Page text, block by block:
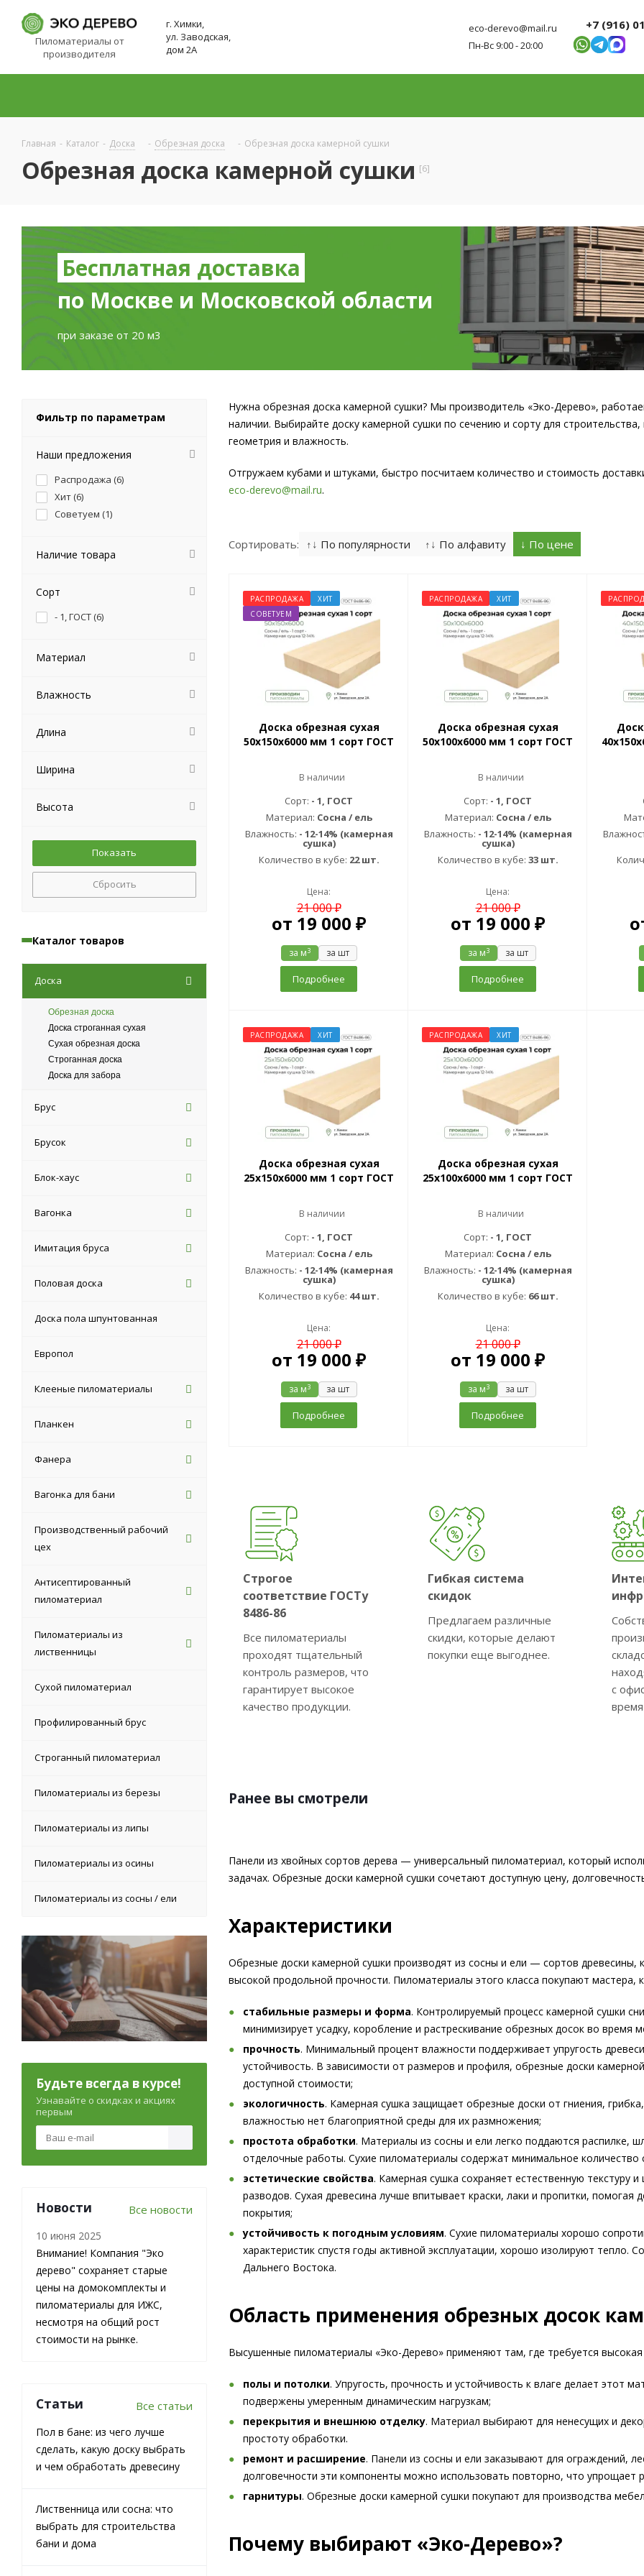
Пиломатериалы от
производителя
г. Химки,
ул. Заводская,
дом 2А
eco-derevo@mail.ru
Пн-Вс 9:00 - 20:00
+7 (916)
Главная - Каталог - Доска - Обрезная доска - Обрезная доска камерной сушки
Обрезная доска камерной сушки [6]
Бесплатная доставка
по Москве и Московской области
при заказе от 20 м3
Нужна обрезная доска камерной сушки? Мы производитель «Эко-Дерево»,
наличии. Выбирайте доску камерной сушки по сечению и сорту для
геометрия и влажность.
Отгружаем кубами и штуками, быстро посчитаем количество и стоимость
eco-derevo@mail.ru.
Сортировать: ↑↓ По популярности ↑↓ По алфавиту ↓ По цене
РАСПРОДАЖА
ХИТ
СОВЕТУЕМ
Доска обрезная сухая
50х150х6000 мм 1 сорт ГОСТ
В наличии
Сорт: - 1, ГОСТ
Материал: Сосна / ель
Влажность: - 12-14% (камерная
сушка)
Количество в кубе: 22 шт.
Цена:
21 000 ₽
от 19 000 ₽
за м3 за шт
Подробнее
РАСПРОДАЖА ХИТ
Доска обрезная сухая
50х100х6000 мм 1 сорт ГОСТ
В наличии
Сорт: - 1, ГОСТ
Материал: Сосна / ель
Влажность: - 12-14% (камерная
сушка)
Количество в кубе: 33 шт.
Цена:
21 000 ₽
от 19 000 ₽
за м3 за шт
Подробнее
РАСПРОДАЖА ХИТ
Доска обрезная сухая
25х150х6000 мм 1 сорт ГОСТ
В наличии
Сорт: - 1, ГОСТ
Материал: Сосна / ель
Влажность: - 12-14% (камерная
сушка)
Количество в кубе: 44 шт.
Цена:
21 000 ₽
от 19 000 ₽
за м3 за шт
Подробнее
РАСПРОДАЖА ХИТ
Доска обрезная сухая
25х100х6000 мм 1 сорт ГОСТ
В наличии
Сорт: - 1, ГОСТ
Материал: Сосна / ель
Влажность: - 12-14% (камерная
сушка)
Количество в кубе: 66 шт.
Цена:
21 000 ₽
от 19 000 ₽
за м3 за шт
Подробнее
Строгое
соответствие ГОСТу
8486-86
Все пиломатериалы
проходят тщательный
контроль размеров, что
гарантирует высокое
качество продукции.
Гибкая система
скидок
Предлагаем различные
скидки, которые делают
покупки еще выгоднее.
с
Ранее вы смотрели
Панели из хвойных сортов дерева — универсальный пиломатериал, который
задачах. Обрезные доски камерной сушки сочетают доступную цену,
Характеристики
Обрезные доски камерной сушки производят из сосны и ели — сортов
высокой продольной прочности. Пиломатериалы этого класса покупают мастера,
стабильные размеры и форма. Контролируемый процесс камерной сушки
минимизирует усадку, коробление и растрескивание обрезных досок во время
прочность. Минимальный процент влажности поддерживает упругость
устойчивость. В зависимости от размеров и профиля, обрезные доски
доступной стоимости;
экологичность. Камерная сушка защищает обрезные доски от гниения,
влажностью нет благоприятной среды для их размножения;
простота обработки. Материалы из сосны и ели легко поддаются распилке,
отделочные работы. Сухие пиломатериалы содержат минимальное количество
эстетические свойства. Камерная сушка сохраняет естественную текстуру
разводов. Сухая древесина лучше впитывает краски, лаки и пропитки,
покрытия;
устойчивость к погодным условиям. Сухие пиломатериалы хорошо
характеристик спустя годы активной эксплуатации, хорошо изолируют тепло.
Дальнего Востока.
Область применения обрезных досок
Высушенные пиломатериалы «Эко-Дерево» применяют там, где требуется
полы и потолки. Упругость, прочность и устойчивость к влаге делает этот
подвержены умеренным динамическим нагрузкам;
перекрытия и внешнюю отделку. Материал выбирают для ненесущих и
простоту обработки.
ремонт и расширение. Панели из сосны и ели заказывают для ограждений,
долговечности эти компоненты можно использовать повторно, что упрощает
гарнитуры. Обрезные доски камерной сушки покупают для производства
Почему выбирают «Эко-Дерево»?
Фильтр по параметрам
Наши предложения
Распродажа (6)
Хит (6)
Советуем (1)
Наличие товара
Сорт
- 1, ГОСТ (6)
Материал
Влажность
Длина
Ширина
Высота
Сбросить
Каталог товаров
Доска
Обрезная доска
Доска строганная сухая
Сухая обрезная доска
Строганная доска
Доска для забора
Брус
Брусок
Блок-хаус
Вагонка
Имитация бруса
Половая доска
Доска пола шпунтованная
Европол
Клееные пиломатериалы
Планкен
Фанера
Вагонка для бани
Производственный рабочий
цех
Антисептированный
пиломатериал
Пиломатериалы из
лиственницы
Сухой пиломатериал
Профилированный брус
Строганный пиломатериал
Пиломатериалы из березы
Пиломатериалы из липы
Пиломатериалы из осины
Пиломатериалы из сосны / ели
Будьте всегда в курсе!
Узнавайте о скидках и акциях
первым
Новости Все новости
10 июня 2025
Внимание! Компания "Эко
дерево" сохраняет старые
цены на домокомплекты и
пиломатериалы для ИЖС,
несмотря на общий рост
стоимости на рынке.
Статьи Все статьи
Пол в бане: из чего лучше
сделать, какую доску выбрать
и чем обработать древесину
Лиственница или сосна: что
выбрать для строительства
бани и дома